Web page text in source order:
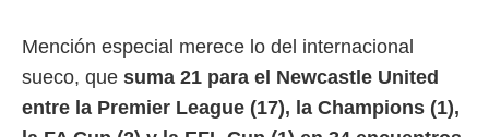
Mención especial merece lo del internacional
sueco, que suma 21 para el Newcastle United
entre la Premier League (17), la Champions (1),